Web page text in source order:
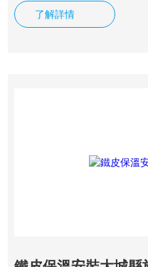
得良好的保溫效果的，下面
吧。
了解詳情